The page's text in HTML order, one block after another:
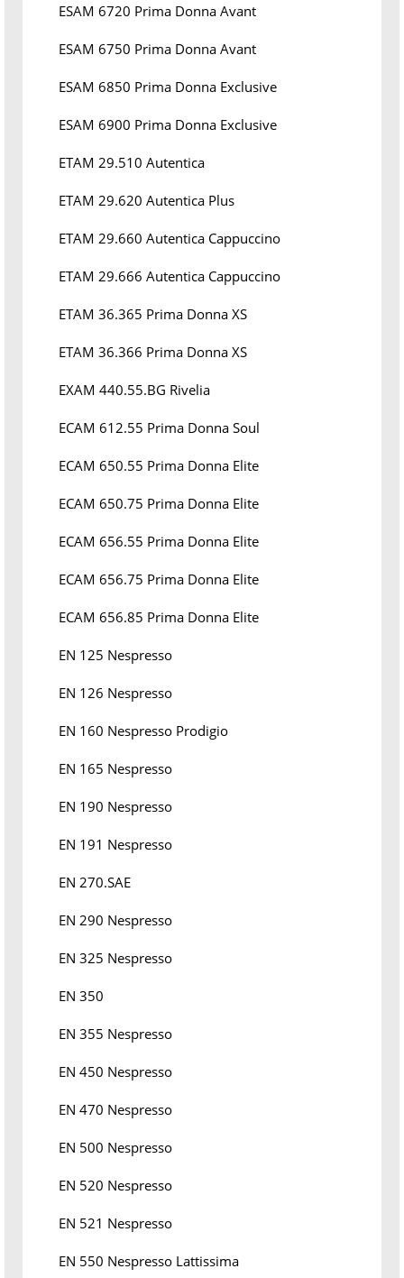
ESAM 6720 Prima Donna Avant
ESAM 6750 Prima Donna Avant
ESAM 6850 Prima Donna Exclusive
ESAM 6900 Prima Donna Exclusive
ETAM 29.510 Autentica
ETAM 29.620 Autentica Plus
ETAM 29.660 Autentica Cappuccino
ETAM 29.666 Autentica Cappuccino
ETAM 36.365 Prima Donna XS
ETAM 36.366 Prima Donna XS
EXAM 440.55.BG Rivelia
ECAM 612.55 Prima Donna Soul
ECAM 650.55 Prima Donna Elite
ECAM 650.75 Prima Donna Elite
ECAM 656.55 Prima Donna Elite
ECAM 656.75 Prima Donna Elite
ECAM 656.85 Prima Donna Elite
EN 125 Nespresso
EN 126 Nespresso
EN 160 Nespresso Prodigio
EN 165 Nespresso
EN 190 Nespresso
EN 191 Nespresso
EN 270.SAE
EN 290 Nespresso
EN 325 Nespresso
EN 350
EN 355 Nespresso
EN 450 Nespresso
EN 470 Nespresso
EN 500 Nespresso
EN 520 Nespresso
EN 521 Nespresso
EN 550 Nespresso Lattissima